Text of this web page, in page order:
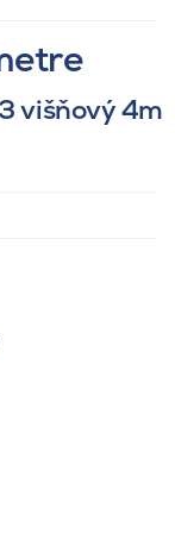
višňový 4m